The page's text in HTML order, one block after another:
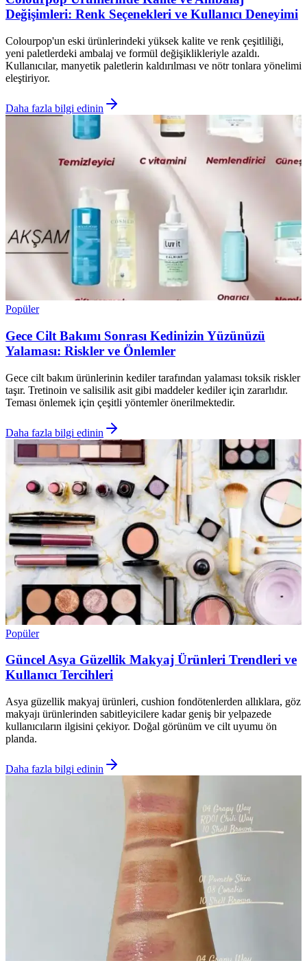
Değişimleri: Renk Seçenekleri ve Kullanıcı Deneyimi
Colourpop'un eski ürünlerindeki yüksek kalite ve renk çeşitliliği,
yeni paletlerdeki ambalaj ve formül değişiklikleriyle azaldı.
Kullanıcılar, manyetik paletlerin kaldırılması ve nötr tonlara yönelimi
eleştiriyor.
Daha fazla bilgi edinin
Popüler
Gece Cilt Bakımı Sonrası Kedinizin Yüzünüzü
Yalaması: Riskler ve Önlemler
Gece cilt bakım ürünlerinin kediler tarafından yalaması toksik riskler
taşır. Tretinoin ve salisilik asit gibi maddeler kediler için zararlıdır.
Teması önlemek için çeşitli yöntemler önerilmektedir.
Daha fazla bilgi edinin
Popüler
Güncel Asya Güzellik Makyaj Ürünleri Trendleri ve
Kullanıcı Tercihleri
Asya güzellik makyaj ürünleri, cushion fondötenlerden allıklara, göz
makyajı ürünlerinden sabitleyicilere kadar geniş bir yelpazede
kullanıcıların ilgisini çekiyor. Doğal görünüm ve cilt uyumu ön
planda.
Daha fazla bilgi edinin